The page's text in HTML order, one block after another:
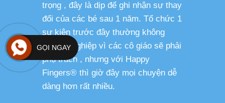
trọng , đây là dịp để ghi nhận sự thay
đổi của các bé sau 1 năm. Tổ chức 1
sự kiện trước đây thường không
chuyên nghiệp vì các cô giáo sẽ phải
phụ trách , nhưng với Happy
Fingers® thì giờ đây mọi chuyện dễ
dàng hơn rất nhiều.
GỌI NGAY